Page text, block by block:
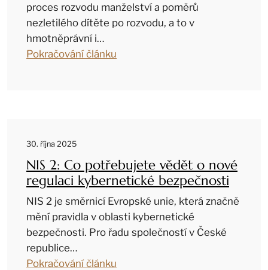
proces rozvodu manželství a poměrů
nezletilého dítěte po rozvodu, a to v
hmotněprávní i…
Pokračování článku
30. října 2025
NIS 2: Co potřebujete vědět o nové
regulaci kybernetické bezpečnosti
NIS 2 je směrnicí Evropské unie, která značně
mění pravidla v oblasti kybernetické
bezpečnosti. Pro řadu společností v České
republice…
Pokračování článku